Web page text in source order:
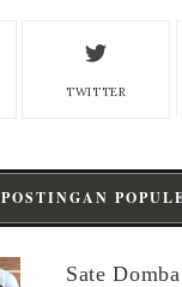
TWITTER
POSTINGAN
Sate